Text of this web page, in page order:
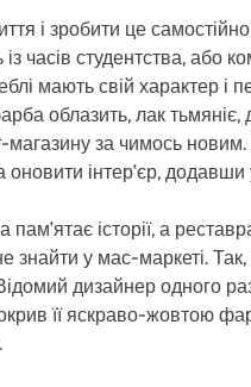
і зробити це
часів студентства, або
мають свій характер
облазить, лак
магазину за чимось
інтер’єр, додавши
історії, а
знайти у мас-маркеті.
дизайнер одного
її яскраво-жовтою